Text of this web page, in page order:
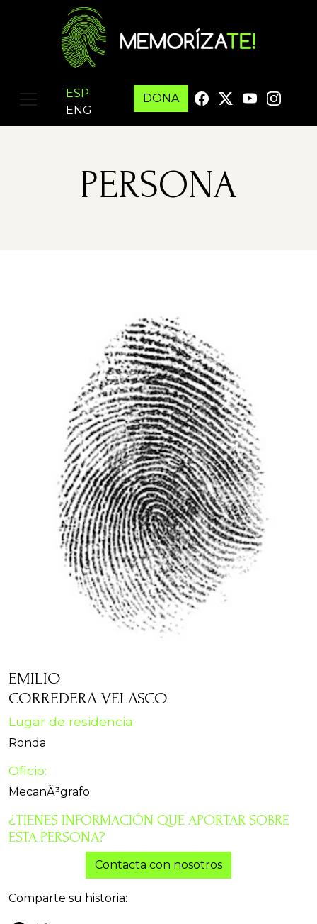
ESP
ENG
DONA
PERSONA
EMILIO
CORREDERA VELASCO
Lugar de residencia:
Ronda
Oficio:
MecanÃ³grafo
¿TIENES INFORMACIÓN QUE APORTAR SOBRE
ESTA PERSONA?
Contacta con nosotros
Comparte su historia: